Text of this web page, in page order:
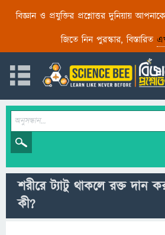
বিজ্ঞান ও প্রযুক্তির প্রশ্নোত্তর দুনিয়ায়
জিতে নিন পুরস্কার, বিস্তারিত
শরীরে ট্যাটু থাকলে রক্ত দান
কী?